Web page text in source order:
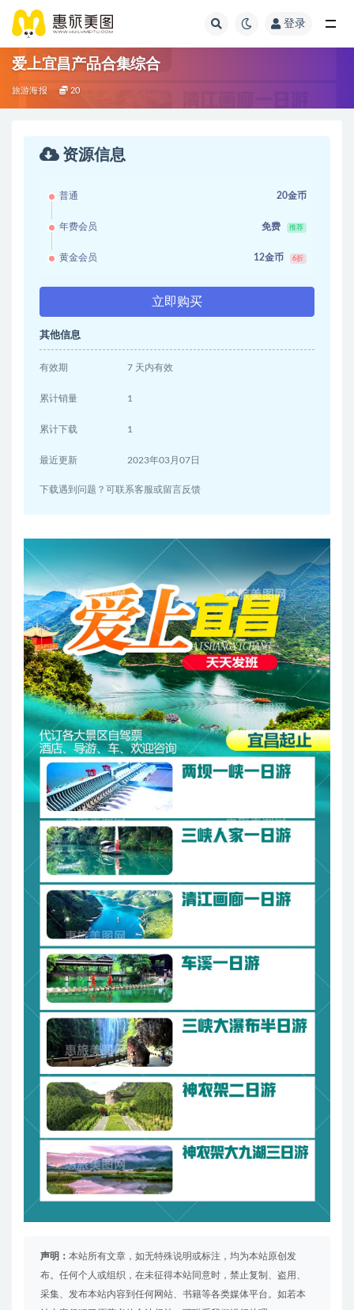
登录
爱上宜昌产品合集综合
旅游海报 20
资源信息
普通 20金币
年费会员 免费 推荐
黄金会员 12金币 6折
立即购买
其他信息
有效期 7 天内有效
累计销量 1
累计下载 1
最近更新 2023年03月07日
下载遇到问题？可联系客服或留言反馈
声明： 本站所有文章，如无特殊说明或标注，均为本站原创发
布。任何个人或组织，在未征得本站同意时，禁止复制、盗用、
采集、发布本站内容到任何网站、书籍等各类媒体平台。如若本